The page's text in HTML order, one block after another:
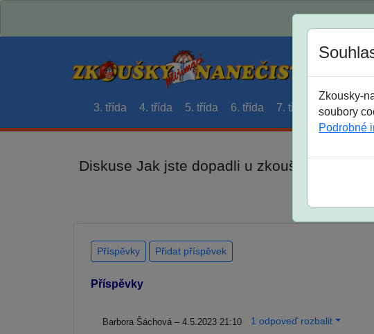
3. třída 4. třída 5. třída 6. třída 7. třída 8. třída
Diskuse Jak jste dopadli u zkoušek na
Zkousky-
soubory
Podrobné
Příspěvky Přidat příspěvek
Příspěvky
Barbora Šáchová – 4.5.2023 21:10 1 odpoveď rozbalit